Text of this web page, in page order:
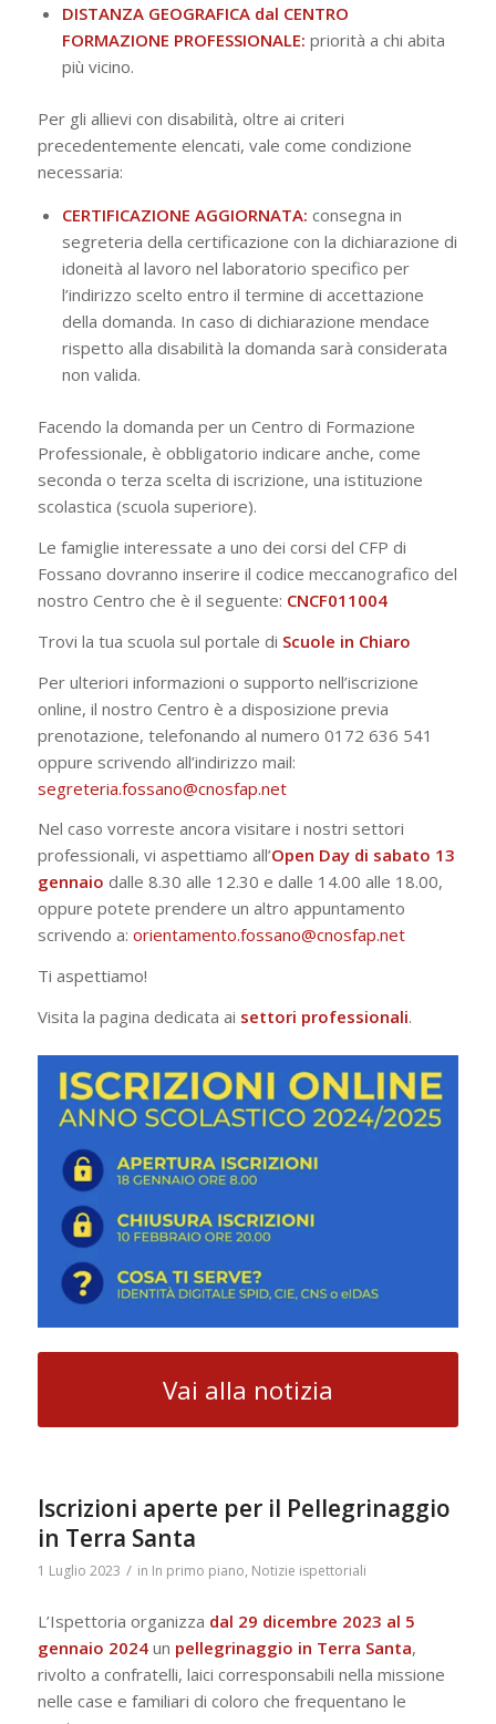
DISTANZA GEOGRAFICA dal CENTRO
FORMAZIONE PROFESSIONALE: priorità a chi abita
più vicino.
Per gli allievi con disabilità, oltre ai criteri
precedentemente elencati, vale come condizione
necessaria:
CERTIFICAZIONE AGGIORNATA: consegna in
segreteria della certificazione con la dichiarazione di
idoneità al lavoro nel laboratorio specifico per
l’indirizzo scelto entro il termine di accettazione
della domanda. In caso di dichiarazione mendace
rispetto alla disabilità la domanda sarà considerata
non valida.
Facendo la domanda per un Centro di Formazione
Professionale, è obbligatorio indicare anche, come
seconda o terza scelta di iscrizione, una istituzione
scolastica (scuola superiore).
Le famiglie interessate a uno dei corsi del CFP di
Fossano dovranno inserire il codice meccanografico del
nostro Centro che è il seguente: CNCF011004
Trovi la tua scuola sul portale di Scuole in Chiaro
Per ulteriori informazioni o supporto nell’iscrizione
online, il nostro Centro è a disposizione previa
prenotazione, telefonando al numero 0172 636 541
oppure scrivendo all’indirizzo mail:
segreteria.fossano@cnosfap.net
Nel caso vorreste ancora visitare i nostri settori
professionali, vi aspettiamo all’Open Day di sabato 13
gennaio dalle 8.30 alle 12.30 e dalle 14.00 alle 18.00,
oppure potete prendere un altro appuntamento
scrivendo a: orientamento.fossano@cnosfap.net
Ti aspettiamo!
Visita la pagina dedicata ai settori professionali.
Vai alla notizia
Iscrizioni aperte per il Pellegrinaggio
in Terra Santa
1 Luglio 2023 / in In primo piano, Notizie ispettoriali
L’Ispettoria organizza dal 29 dicembre 2023 al 5
gennaio 2024 un pellegrinaggio in Terra Santa,
rivolto a confratelli, laici corresponsabili nella missione
nelle case e familiari di coloro che frequentano le